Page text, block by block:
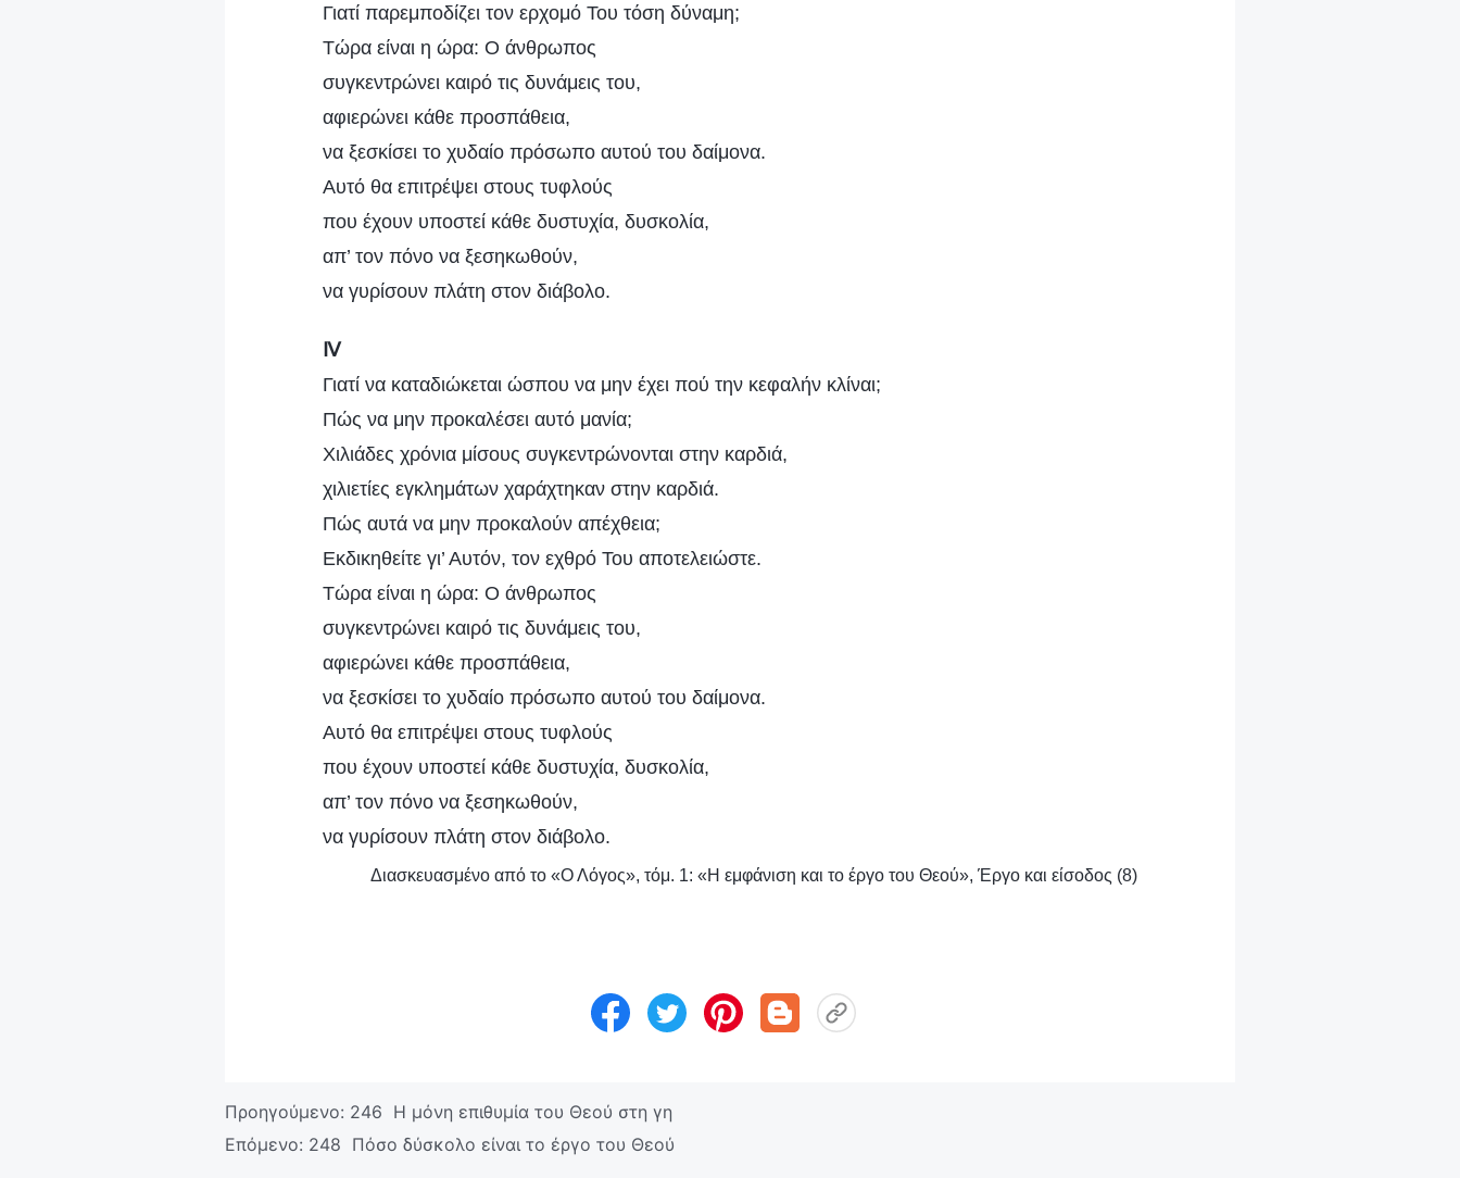
Γιατί παρεμποδίζει τον ερχομό Του τόση δύναμη;
Τώρα είναι η ώρα: Ο άνθρωπος
συγκεντρώνει καιρό τις δυνάμεις του,
αφιερώνει κάθε προσπάθεια,
να ξεσκίσει το χυδαίο πρόσωπο αυτού του δαίμονα.
Αυτό θα επιτρέψει στους τυφλούς
που έχουν υποστεί κάθε δυστυχία, δυσκολία,
απ’ τον πόνο να ξεσηκωθούν,
να γυρίσουν πλάτη στον διάβολο.
Ⅳ
Γιατί να καταδιώκεται ώσπου να μην έχει πού την κεφαλήν κλίναι;
Πώς να μην προκαλέσει αυτό μανία;
Χιλιάδες χρόνια μίσους συγκεντρώνονται στην καρδιά,
χιλιετίες εγκλημάτων χαράχτηκαν στην καρδιά.
Πώς αυτά να μην προκαλούν απέχθεια;
Εκδικηθείτε γι’ Αυτόν, τον εχθρό Του αποτελειώστε.
Τώρα είναι η ώρα: Ο άνθρωπος
συγκεντρώνει καιρό τις δυνάμεις του,
αφιερώνει κάθε προσπάθεια,
να ξεσκίσει το χυδαίο πρόσωπο αυτού του δαίμονα.
Αυτό θα επιτρέψει στους τυφλούς
που έχουν υποστεί κάθε δυστυχία, δυσκολία,
απ’ τον πόνο να ξεσηκωθούν,
να γυρίσουν πλάτη στον διάβολο.
Διασκευασμένο από το «Ο Λόγος», τόμ. 1: «Η εμφάνιση και το έργο του Θεού», Έργο και είσοδος (8)
Προηγούμενο: 246 H μόνη επιθυμία του Θεού στη γη
Επόμενο: 248 Πόσο δύσκολο είναι το έργο του Θεού